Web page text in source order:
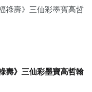
壽》三仙彩墨寶高哲翰